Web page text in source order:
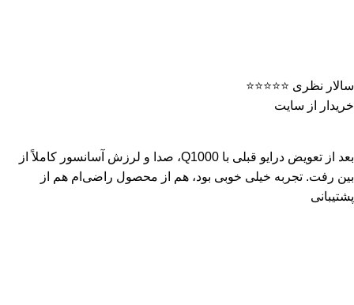
سالار نظری ⭐️⭐️⭐️⭐️⭐️
خریدار از سایت
بعد از تعویض درایو قبلی با Q1000، صدا و لرزش آسانسور کاملاً از
بین رفت. تجربه خیلی خوبی بود، هم از محصول راضی‌ام هم از
پشتیبانی